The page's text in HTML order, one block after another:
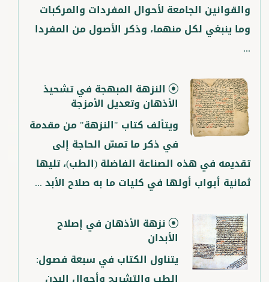
والقوانين الجامعة لأحوال المفردات والمركبات
وما ينبغي لكل منهما، وذكر الأصول من المفردا
...
النزهة المبهجة في تشحيذ
الأذهان وتعديل الأمزجة
ويتألف كتاب "النزهة" من مقدمة
في ذكر ما تمسّ الحاجة إلى
تقديمه في هذه الصناعة الفاضلة (الطب)، تليها
ثمانية أبواب أولها في كليات ما به صلاح الأبد ...
نزهة الأذهان في إصلاح
الأبدان
يتناول الكتاب في سبعة فصول: